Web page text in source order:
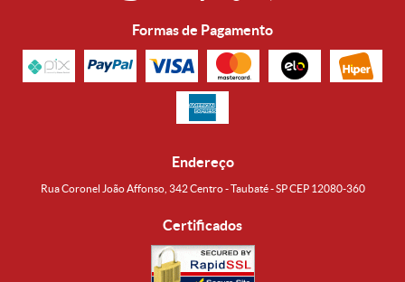
Formas de Pagamento
Endereço
Rua Coronel João Affonso, 342 Centro - Taubaté - SP CEP 12080-360
Certificados